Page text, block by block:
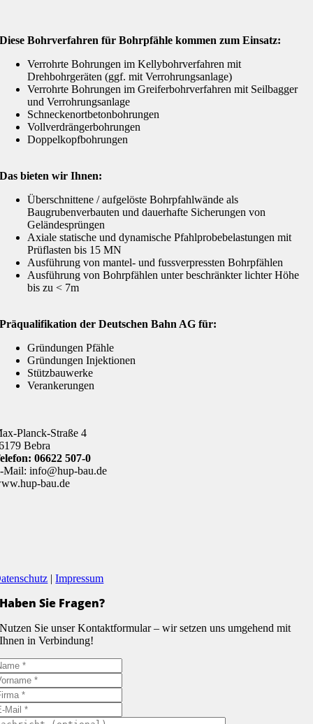
Diese Bohrverfahren für Bohrpfähle kommen zum Einsatz:
Verrohrte Bohrungen im Kellybohrverfahren mit
Drehbohrgeräten (ggf. mit Verrohrungsanlage)
Verrohrte Bohrungen im Greiferbohrverfahren mit Seilbagger
und Verrohrungsanlage
Schneckenortbetonbohrungen
Vollverdrängerbohrungen
Doppelkopfbohrungen
Das bieten wir Ihnen:
Überschnittene / aufgelöste Bohrpfahlwände als
Baugrubenverbauten und dauerhafte Sicherungen von
Geländesprüngen
Axiale statische und dynamische Pfahlprobebelastungen mit
Prüflasten bis 15 MN
Ausführung von mantel- und fussverpressten Bohrpfählen
Ausführung von Bohrpfählen unter beschränkter lichter Höhe
bis zu < 7m
Präqualifikation der Deutschen Bahn AG für:
Gründungen Pfähle
Gründungen Injektionen
Stützbauwerke
Verankerungen
Planck-Straße 4
Bebra
06622 507-0
Mail: info@hup-bau.de
bau.de
|Impressum
Haben Sie Fragen?
Nutzen Sie unser Kontaktformular – wir setzen uns umgehend mit
Ihnen in Verbindung!